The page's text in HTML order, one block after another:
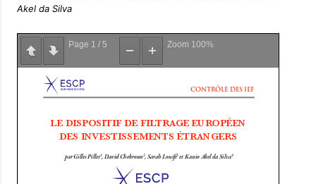
Akel da Silva
Page 1 / 5 Zoom 100%